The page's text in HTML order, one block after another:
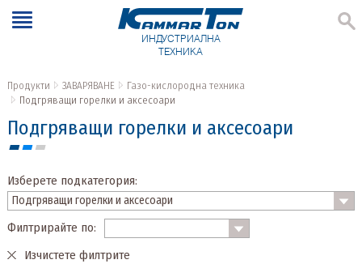
ИНДУСТРИАЛНА
ТЕХНИКА
Продукти ЗАВАРЯВАНЕ
Газо-кислородна техника
Подгряващи горелки и аксесоари
Подгряващи горелки и аксесоари
Изберете подкатегория:
Филтрирайте по:
Изчистете филтрите